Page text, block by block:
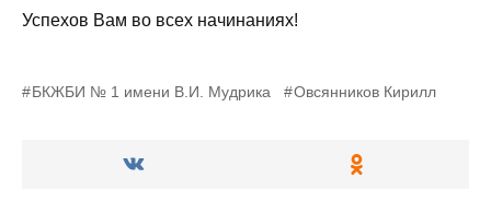
Успехов Вам во всех начинаниях!
БКЖБИ № 1 имени В.И. Мудрика Овсянников Кирилл